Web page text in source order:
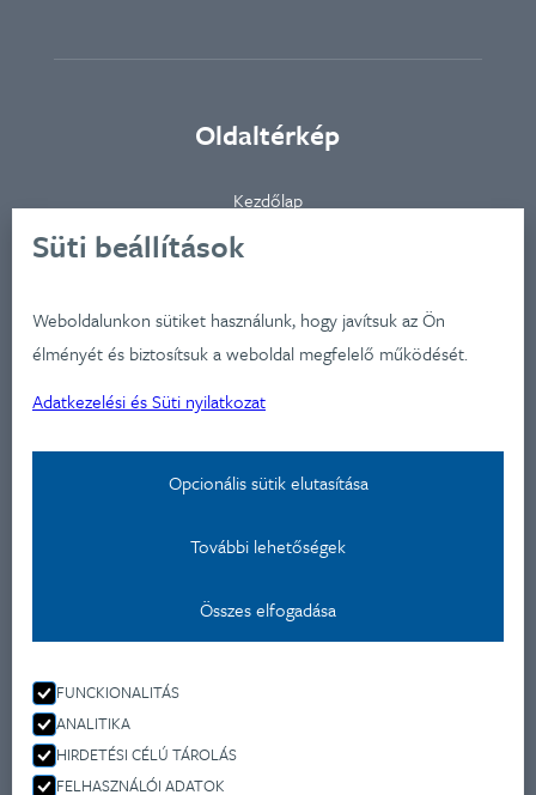
Süti beállítások
Weboldalunkon sütiket használunk, hogy javítsuk az Ön
élményét és biztosítsuk a weboldal megfelelő működését.
Adatkezelési és Süti nyilatkozat
Opcionális sütik elutasítása
További lehetőségek
Összes elfogadása
FUNCKIONALITÁS
ANALITIKA
HIRDETÉSI CÉLÚ TÁROLÁS
FELHASZNÁLÓI ADATOK
Oldaltérkép
Kapcsolat
Kezdőlap
Ügynökségünkről
Iparágak
Szolgátatásaink
Aktualitások
Képzéseink
Adatkezelési nyilatkozat
+36 70 477 4650
info@fleishmanhillard.hu